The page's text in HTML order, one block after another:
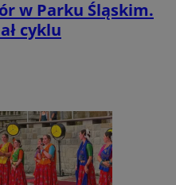
w Parku Śląskim.
cyklu